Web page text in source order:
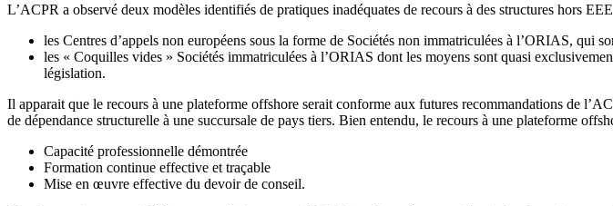
L’ACPR a observé deux modèles identifiés de pratiques inadéquates de recours à des structures hors
les Centres d’appels non européens sous la forme de Sociétés non immatriculées à l’ORIAS, qui
les « Coquilles vides » Sociétés immatriculées à l’ORIAS dont les moyens sont quasi
législation.
Il apparait que le recours à une plateforme offshore serait conforme aux futures recommandations de
de dépendance structurelle à une succursale de pays tiers. Bien entendu, le recours à une plateforme
Capacité professionnelle démontrée
Formation continue effective et traçable
Mise en œuvre effective du devoir de conseil.